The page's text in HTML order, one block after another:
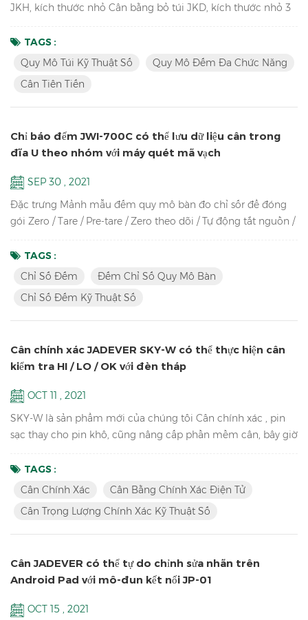
JKH, kích thước nhỏ Cân bằng bỏ túi JKD, kích thước nhỏ 3
giống nhau, đặc biệt là nhìn từ bên cạnh. thật độc đáo! Các
tính năng chính của JCA: Cân tiên tiến để đếm số lượng phụ
và quy mô sàn) Được trang bị Cải tiến độ chính xác đế...
TAGS :
Quy Mô Túi Kỹ Thuật Số
Quy Mô Đếm Đa Chức Năng
Cân Tiên Tiến
Chỉ báo đếm JWI-700C có thể lưu dữ liệu cân trong
đĩa U theo nhóm với máy quét mã vạch
SEP 30 , 2021
Đặc trưng Mảnh mẫu đếm quy mô bàn đo chỉ sốr để đóng
gói Zero / Tare / Pre-tare / Zero theo dõi / Tự động tắt nguồn /
mẫu / Kiểm tra số lượng Lên đến độ phân giải cao trong 1 /
30.000 Màn hình LCD sáng với đèn nền màu xanh lá cây Vỏ
tương tự 350 ohm Công suất, độ phân giải và thông ...
TAGS :
Chỉ Số Đếm
Đếm Chỉ Số Quy Mô Bàn
Chỉ Số Đếm Kỹ Thuật Số
Cân chính xác JADEVER SKY-W có thể thực hiện cân
kiểm tra HI / LO / OK với đèn tháp
OCT 11 , 2021
SKY-W là sản phẩm mới của chúng tôi Cân chính xác , pin
sạc thay cho pin khô, cũng nâng cấp phần mềm cân, bây giờ
phân giải cao lên đến 1 / 60.000 cân bằng chính xác của
thiết bị phòng thí nghiệm trường học Màn hình LCD với đèn
tránh mất ổn định nguồn điện Hiệu chuẩn điểm đơn và
tuyến ...
TAGS :
Cân Chính Xác
Cân Bằng Chính Xác Điện Tử
Cân Trọng Lượng Chính Xác Kỹ Thuật Số
Cân JADEVER có thể tự do chỉnh sửa nhãn trên
Android Pad với mô-đun kết nối JP-01
OCT 15 , 2021